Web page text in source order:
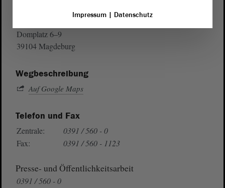
Domplatz 6–9
39104 Magdeburg
Wegbeschreibung
Auf Google Maps
Telefon und Fax
Zentrale:
0391 / 560 - 0
Fax:
0391 / 560 - 1123
Presse- und Öffentlichkeitsarbeit
0391 / 560 - 0
Impressum| Datenschutz